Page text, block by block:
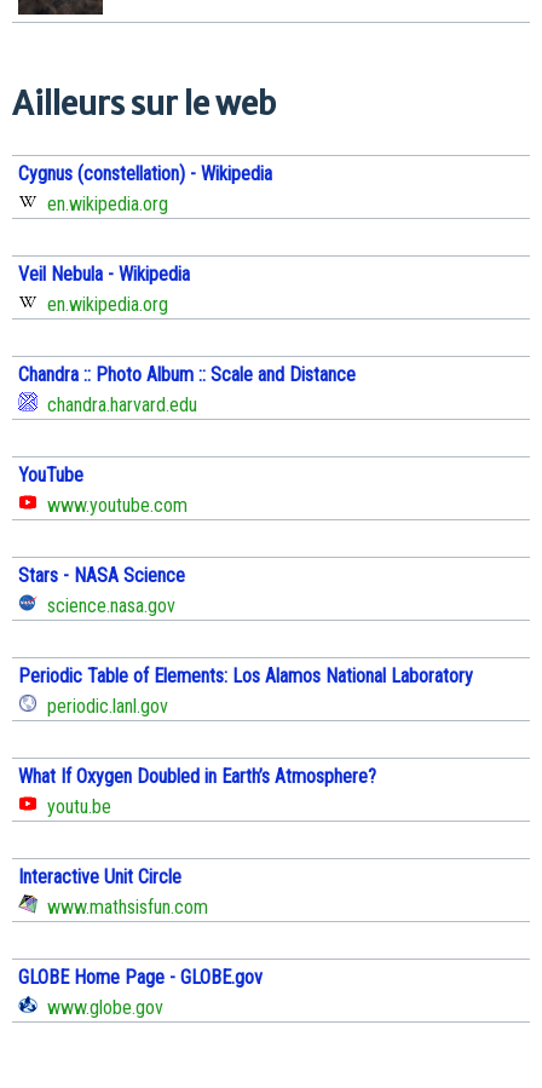
Ailleurs sur le web
Cygnus (constellation) - Wikipedia
en.wikipedia.org
Veil Nebula - Wikipedia
en.wikipedia.org
Chandra :: Photo Album :: Scale and Distance
chandra.harvard.edu
YouTube
www.youtube.com
Stars - NASA Science
science.nasa.gov
Periodic Table of Elements: Los Alamos National Laboratory
periodic.lanl.gov
What If Oxygen Doubled in Earth’s Atmosphere?
youtu.be
Interactive Unit Circle
www.mathsisfun.com
GLOBE Home Page - GLOBE.gov
www.globe.gov